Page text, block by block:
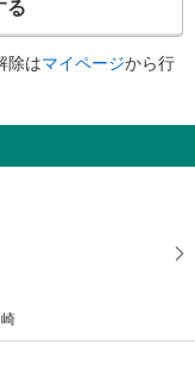
る
除はマイページから行